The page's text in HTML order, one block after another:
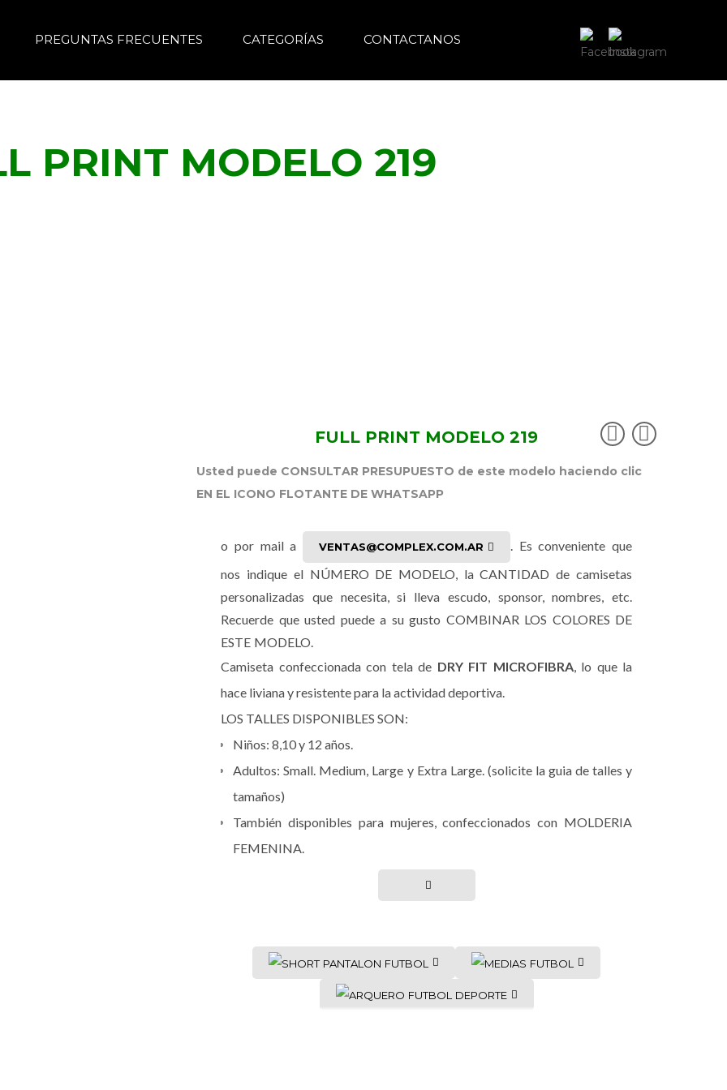
PREGUNTAS FRECUENTES CATEGORÍAS CONTACTANOS
PRINT MODELO 219
FULL PRINT MODELO 219
Usted puede CONSULTAR PRESUPUESTO de este modelo haciendo clic
EN EL ICONO FLOTANTE DE WHATSAPP
o por mail a VENTAS@COMPLEX.COM.AR
. Es conveniente que
nos indique el NÚMERO DE MODELO, la CANTIDAD de camisetas
personalizadas que necesita, si lleva escudo, sponsor, nombres, etc.
Recuerde que usted puede a su gusto COMBINAR LOS COLORES DE
ESTE MODELO.
Camiseta confeccionada con tela de DRY FIT MICROFIBRA, lo que la
hace liviana y resistente para la actividad deportiva.
LOS TALLES DISPONIBLES SON:
Niños: 8,10 y 12 años.
Adultos: Small. Medium, Large y Extra Large. (solicite la guia de talles y
tamaños)
También disponibles para mujeres, confeccionados con MOLDERIA
FEMENINA.